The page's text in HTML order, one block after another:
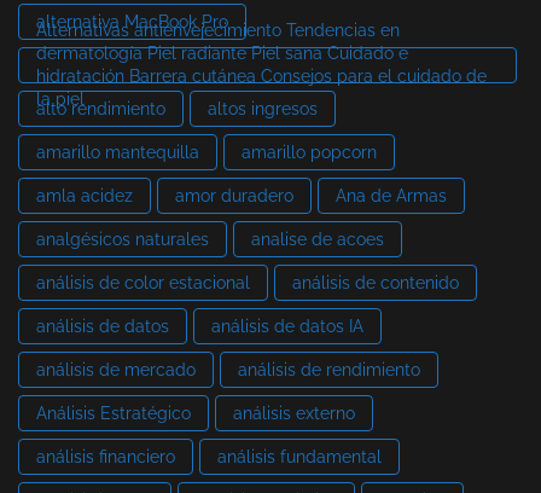
alternativa MacBook Pro
Alternativas antienvejecimiento Tendencias en
dermatología Piel radiante Piel sana Cuidado e
hidratación Barrera cutánea Consejos para el cuidado de
la piel
alto rendimiento altos ingresos
amarillo mantequilla amarillo popcorn
amla acidez amor duradero Ana de Armas
analgésicos naturales analise de acoes
análisis de color estacional análisis de contenido
análisis de datos análisis de datos IA
análisis de mercado análisis de rendimiento
Análisis Estratégico análisis externo
análisis financiero análisis fundamental